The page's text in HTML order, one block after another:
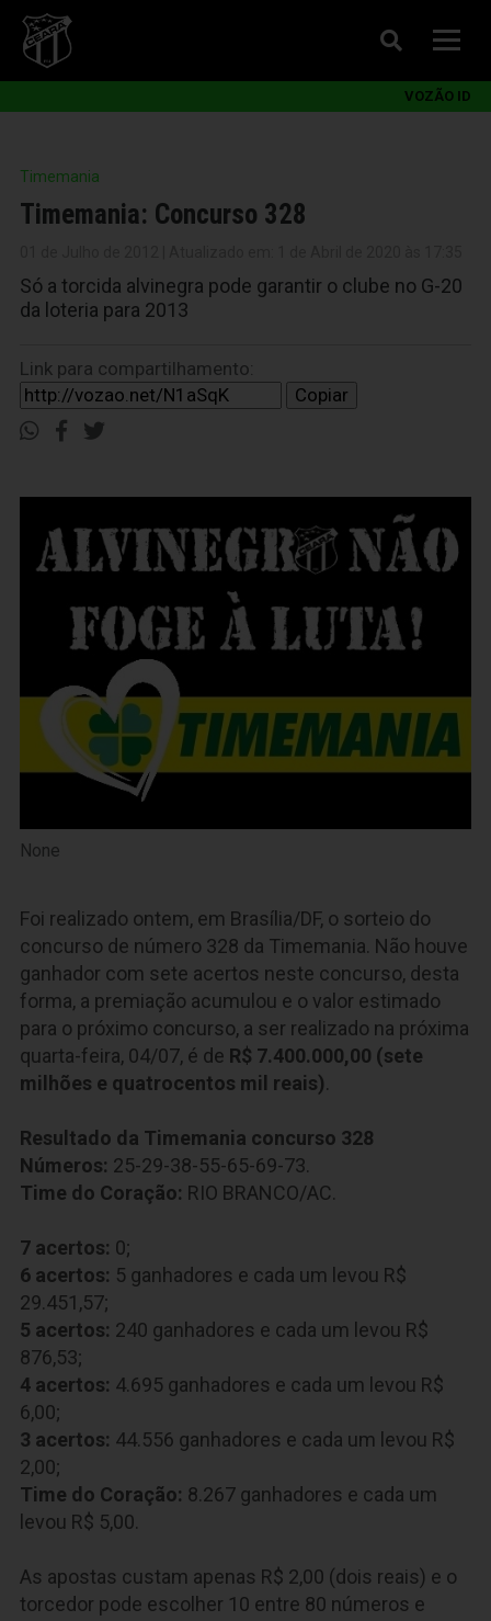
VOZÃO ID
Timemania
Timemania: Concurso 328
Só a torcida alvinegra pode garantir o clube no G-20
da loteria para 2013
Link para compartilhamento:
Copiar
None
Foi realizado ontem, em Brasília/DF, o sorteio do
concurso de número 328 da Timemania. Não houve
ganhador com sete acertos neste concurso, desta
forma, a premiação acumulou e o valor estimado
para o próximo concurso, a ser realizado na próxima
quarta-feira, 04/07, é de R$ 7.400.000,00 (sete
milhões e quatrocentos mil reais).
Resultado da Timemania concurso 328
Números: 25-29-38-55-65-69-73.
Time do Coração: RIO BRANCO/AC.
7 acertos: 0;
6 acertos: 5 ganhadores e cada um levou R$
29.451,57;
5 acertos: 240 ganhadores e cada um levou R$
876,53;
4 acertos: 4.695 ganhadores e cada um levou R$
6,00;
3 acertos: 44.556 ganhadores e cada um levou R$
2,00;
Time do Coração: 8.267 ganhadores e cada um
levou R$ 5,00.
As apostas custam apenas R$ 2,00 (dois reais) e o
torcedor pode escolher 10 entre 80 números e